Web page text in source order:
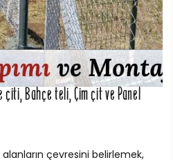
Bahçe teli, Çim çit ve Panel
çevresini belirlemek,